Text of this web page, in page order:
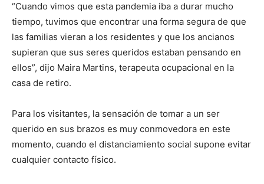
“Cuando vimos que esta pandemia iba a durar mucho
tiempo, tuvimos que encontrar una forma segura de que
las familias vieran a los residentes y que los ancianos
supieran que sus seres queridos estaban pensando en
ellos”, dijo Maira Martins, terapeuta ocupacional en la
casa de retiro.
Para los visitantes, la sensación de tomar a un ser
querido en sus brazos es muy conmovedora en este
momento, cuando el distanciamiento social supone evitar
cualquier contacto físico.